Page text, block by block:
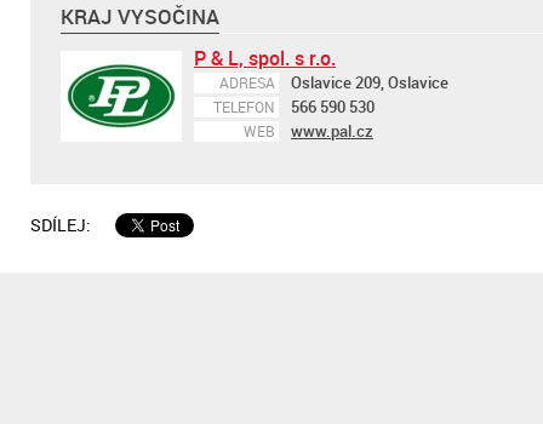
KRAJ VYSOČINA
P & L, spol. s r.o.
ADRESA Oslavice 209, Oslavice
TELEFON 566 590 530
WEB www.pal.cz
SDÍLEJ: